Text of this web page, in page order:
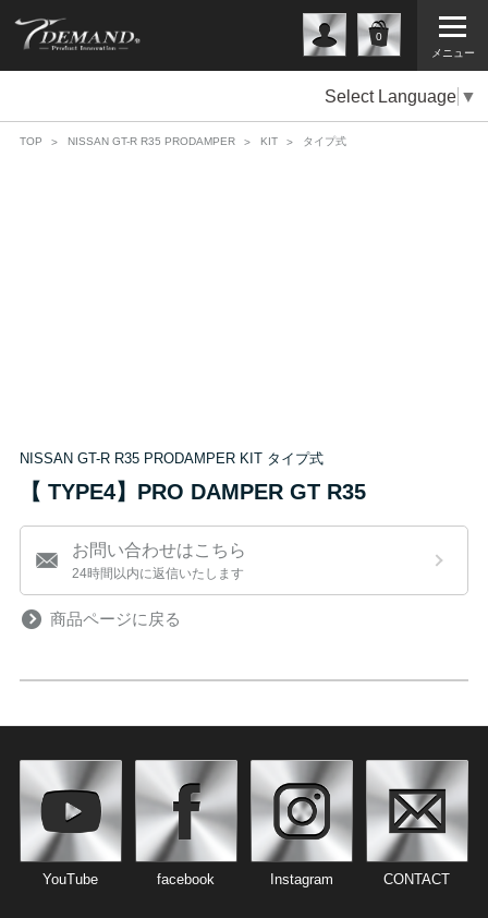
メニュー
0
Select Language ▼
TOP NISSAN GT-R R35 PRODAMPER KIT タイプ式
NISSAN GT-R R35 PRODAMPER KIT タイプ式
【 TYPE4】PRO DAMPER GT R35
お問い合わせはこちら
24時間以内に返信いたします
商品ページに戻る
YouTube facebook Instagram CONTACT